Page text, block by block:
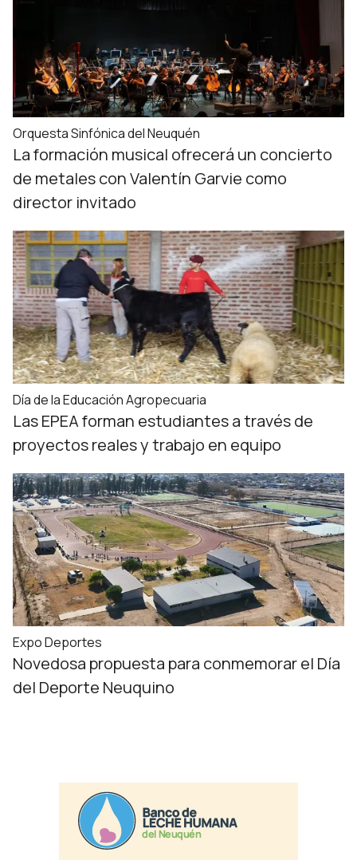
Orquesta Sinfónica del Neuquén
La formación musical ofrecerá un concierto
de metales con Valentín Garvie como
director invitado
Día de la Educación Agropecuaria
Las EPEA forman estudiantes a través de
proyectos reales y trabajo en equipo
Expo Deportes
Novedosa propuesta para conmemorar el Día
del Deporte Neuquino